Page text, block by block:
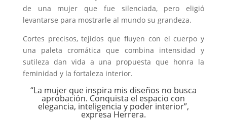
de una mujer que fue silenciada, pero eligió
levantarse para mostrarle al mundo su grandeza.
Cortes precisos, tejidos que fluyen con el cuerpo y
una paleta cromática que combina intensidad y
sutileza dan vida a una propuesta que honra la
feminidad y la fortaleza interior.
“La mujer que inspira mis diseños no busca
aprobación. Conquista el espacio con
elegancia, inteligencia y poder interior”,
expresa Herrera.